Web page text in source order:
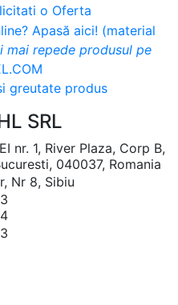
o Oferta
Apasă aici! (material
mai repede produsul pe
greutate produs
SRL
nr. 1, River Plaza, Corp B,
040037, Romania
Nr 8, Sibiu